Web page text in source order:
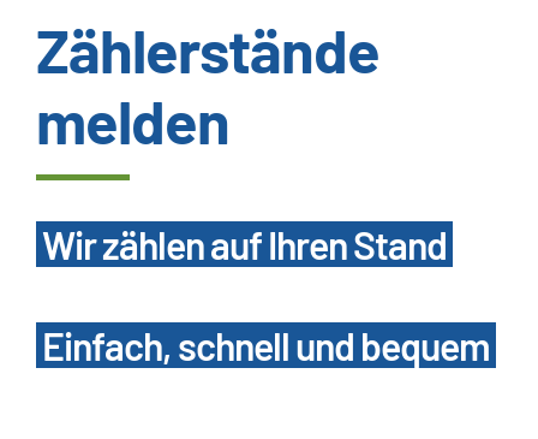
Wissenswertes
Kundenservice
Satzungen
NACH:
Zählerstände
melden
Wir zählen auf Ihren Stand
Einfach, schnell und bequem